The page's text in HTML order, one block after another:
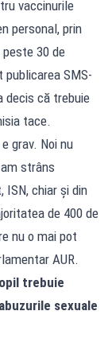
vaccinurile
personal, prin
30 de
publicarea SMS-
decis că trebuie
tace.
grav. Noi nu
strâns
ISN, chiar și din
de 400 de
nu o mai pot
AUR.
trebuie
sexuale